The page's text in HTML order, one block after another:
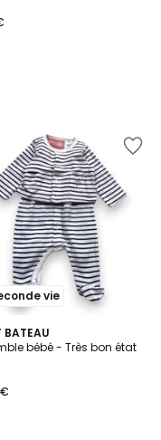
vie
BATEAU
bébé - Très bon état